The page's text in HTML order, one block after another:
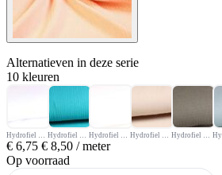
Alternatieven in deze serie
10 kleuren
€ 6,75 € 8,50 / meter
Op voorraad